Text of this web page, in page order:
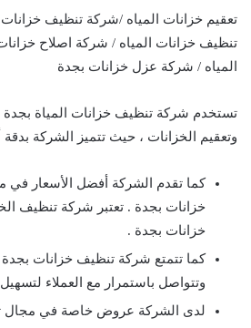
تعقيم خزانات المياه /شركة تنظيف
تنظيف خزانات المياه / شركة اصلاح
المياه / شركة عزل خزانات بجدة
تستخدم شركة تنظيف خزانات المياة
وتعقيم الخزانات ، حيث تتميز الشركة بدقة
كما تقدم الشركة أفضل الأسعار
خزانات بجدة . تعتبر شركة تنظيف
خزانات بجدة .
كما تتمتع شركة تنظيف خزانات بجدة
وتتواصل باستمرار مع العملاء
لدى الشركة عروض خاصة في مجال